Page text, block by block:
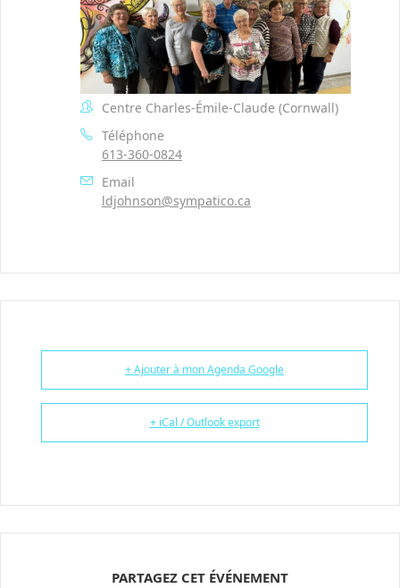
Centre Charles-Émile-Claude (Cornwall)
Téléphone
613-360-0824
Email
ldjohnson@sympatico.ca
+ Ajouter à mon Agenda Google
+ iCal / Outlook export
PARTAGEZ CET ÉVÉNEMENT